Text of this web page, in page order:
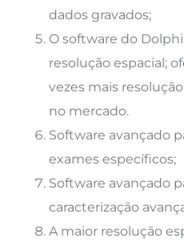
dados gravados;
O software do
resolução espacial;
vezes mais
no mercado.
Software avançado
exames específicos;
Software avançado
caracterização
A maior resolução